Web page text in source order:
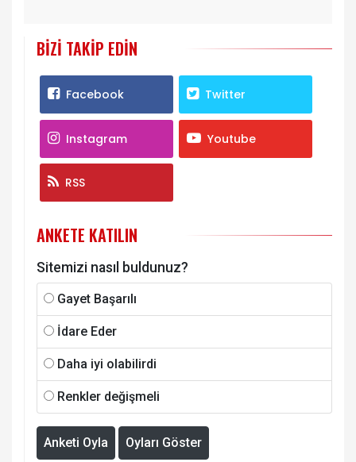
BIZI TAKIP EDIN
Facebook Twitter
Instagram Youtube
RSS
ANKETE KATILIN
Sitemizi nasıl buldunuz?
Gayet Başarılı
İdare Eder
Daha iyi olabilirdi
Renkler değişmeli
Anketi Oyla Oyları Göster